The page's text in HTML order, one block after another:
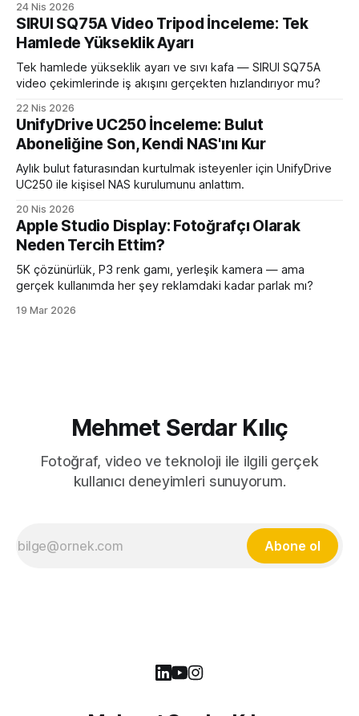
24 Nis 2026
SIRUI SQ75A Video Tripod İnceleme: Tek
Hamlede Yükseklik Ayarı
Tek hamlede yükseklik ayarı ve sıvı kafa — SIRUI SQ75A
video çekimlerinde iş akışını gerçekten hızlandırıyor mu?
22 Nis 2026
UnifyDrive UC250 İnceleme: Bulut
Aboneliğine Son, Kendi NAS'ını Kur
Aylık bulut faturasından kurtulmak isteyenler için UnifyDrive
UC250 ile kişisel NAS kurulumunu anlattım.
20 Nis 2026
Apple Studio Display: Fotoğrafçı Olarak
Neden Tercih Ettim?
5K çözünürlük, P3 renk gamı, yerleşik kamera — ama
gerçek kullanımda her şey reklamdaki kadar parlak mı?
19 Mar 2026
Mehmet Serdar Kılıç
Fotoğraf, video ve teknoloji ile ilgili gerçek
kullanıcı deneyimleri sunuyorum.
Abone ol